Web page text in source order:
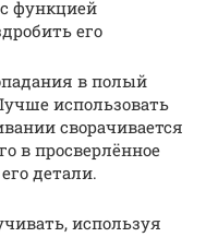
функцией
его
в полый
использовать
сворачивается
в просверлённое
детали.
используя